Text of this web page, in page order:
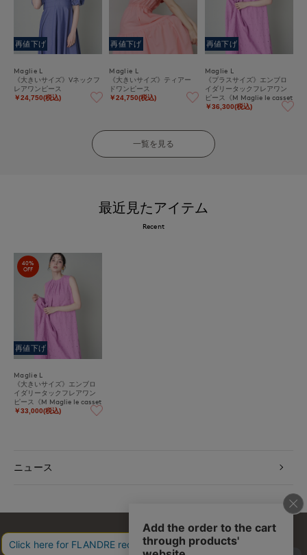
再値下げ
Maglie L
《大きいサイズ》Vネックフ
レアワンピース
￥24,750(税込)
再値下げ
Maglie L
《大きいサイズ》ティアー
ドワンピース
￥24,750(税込)
再値下げ
Maglie L
《プラスサイズ》エンブロ
イダリータックフレアワン
ピース《M Maglie le casset
to》
￥36,300(税込)
一覧を見る
最近見たアイテム
Recent
40%
OFF
再値下げ
Maglie L
《大きいサイズ》エンブロ
イダリータックフレアワン
ピース《M Maglie le casset
to》
￥33,000(税込)
ニュース